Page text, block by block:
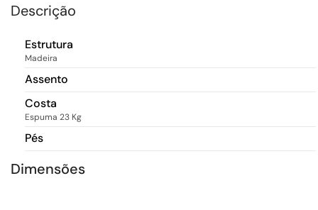
Descrição
Estrutura
Madeira
Assento
Costa
Espuma 23 Kg
Pés
Dimensões